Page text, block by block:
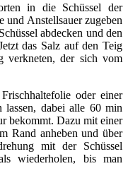
in die Schüssel der
und Anstellsauer zugeben
abdecken und den
das Salz auf den Teig
verkneten, der sich vom
oder einer
lassen, dabei alle 60 min
bekommt. Dazu mit einer
Rand anheben und über
mit der Schüssel
wiederholen, bis man